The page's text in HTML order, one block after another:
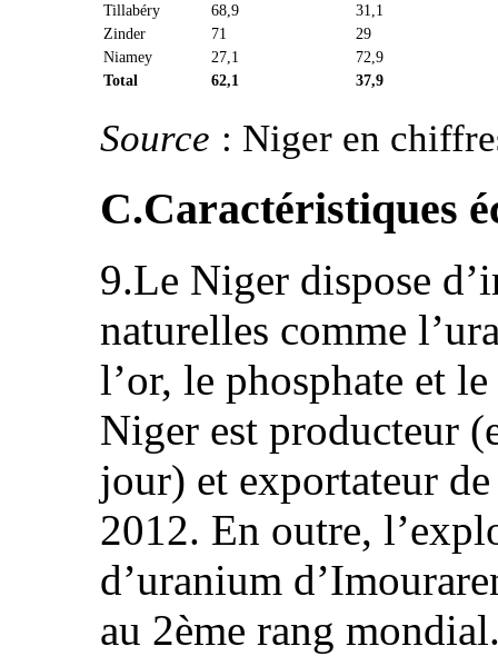
Tillabéry
68,9
31,1
Zinder
71
29
Niamey
27,1
72,9
Total
62,1 37,9
Source : Niger en
C.Caractéristiques
9.Le Niger dispose
naturelles comme
l’or, le phosphate et
Niger est producteur
jour) et exportateur
2012. En outre,
d’uranium
au 2ème rang